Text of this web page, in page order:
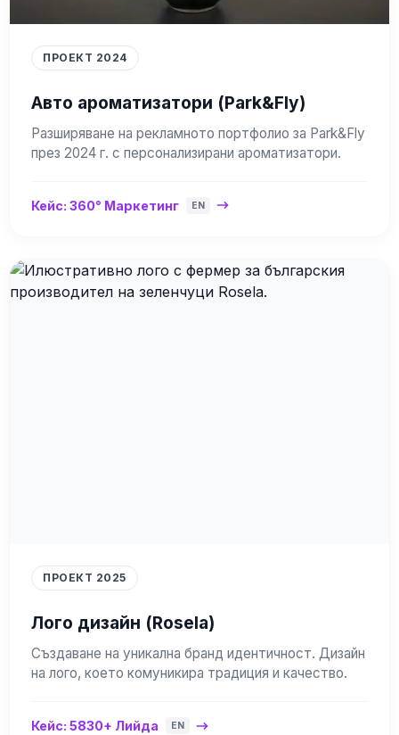
ПРОЕКТ 2024
Авто ароматизатори (Park&Fly)
Разширяване на рекламното портфолио за Park&Fly
през 2024 г. с персонализирани ароматизатори.
Кейс: 360° Маркетинг EN
ПРОЕКТ 2025
Лого дизайн (Rosela)
Създаване на уникална бранд идентичност. Дизайн
на лого, което комуникира традиция и качество.
Кейс: 5830+ Лийда EN